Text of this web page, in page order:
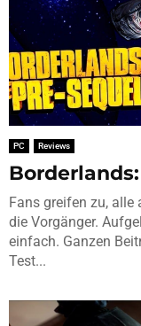
PC Reviews
Fans greifen zu, alle
die Vorgänger.
einfach. Ganzen
Test...